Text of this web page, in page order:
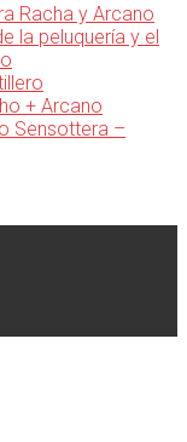
Racha y Arcano
la peluquería y el
+ Arcano
Sensottera –